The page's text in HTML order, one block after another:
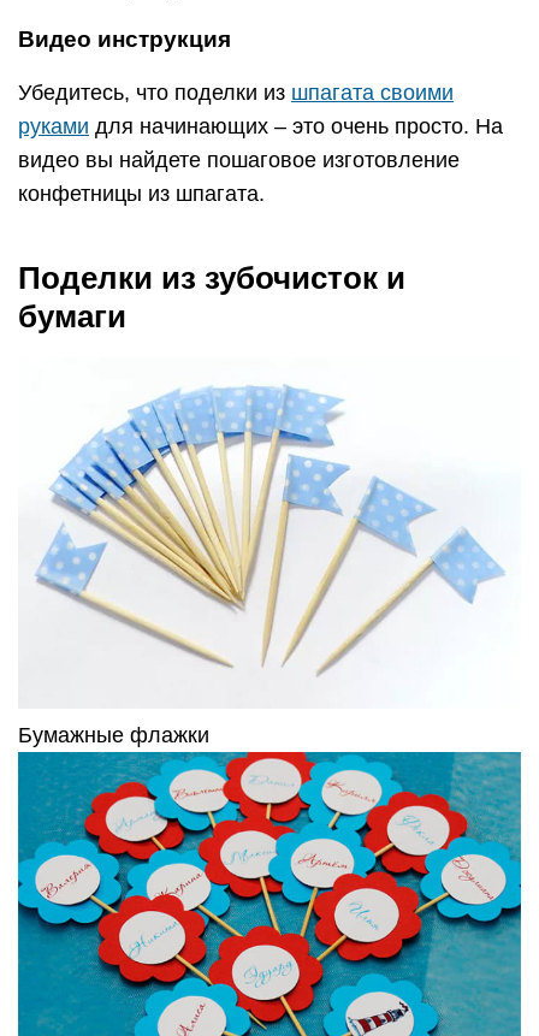
Видео инструкция
Убедитесь, что поделки из шпагата своими
руками для начинающих – это очень просто. На
видео вы найдете пошаговое изготовление
конфетницы из шпагата.
Поделки из зубочисток и
бумаги
Бумажные флажки